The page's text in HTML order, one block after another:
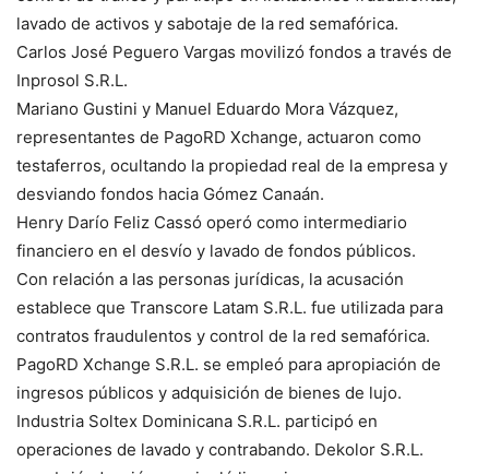
lavado de activos y sabotaje de la red semafórica.
Carlos José Peguero Vargas movilizó fondos a través de
Inprosol S.R.L.
Mariano Gustini y Manuel Eduardo Mora Vázquez,
representantes de PagoRD Xchange, actuaron como
testaferros, ocultando la propiedad real de la empresa y
desviando fondos hacia Gómez Canaán.
Henry Darío Feliz Cassó operó como intermediario
financiero en el desvío y lavado de fondos públicos.
Con relación a las personas jurídicas, la acusación
establece que Transcore Latam S.R.L. fue utilizada para
contratos fraudulentos y control de la red semafórica.
PagoRD Xchange S.R.L. se empleó para apropiación de
ingresos públicos y adquisición de bienes de lujo.
Industria Soltex Dominicana S.R.L. participó en
operaciones de lavado y contrabando. Dekolor S.R.L.